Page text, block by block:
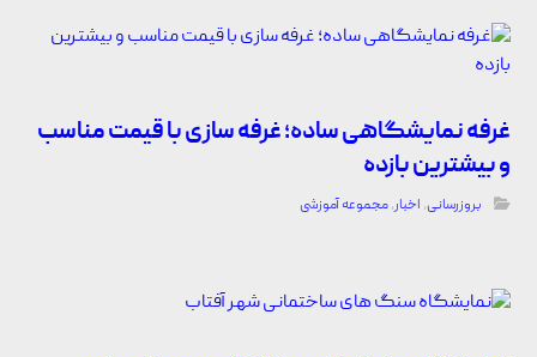
غرفه نمایشگاهی ساده؛ غرفه سازی با قیمت مناسب
و بیشترین بازده
بروزرسانی, اخبار,مجموعه آموزشی